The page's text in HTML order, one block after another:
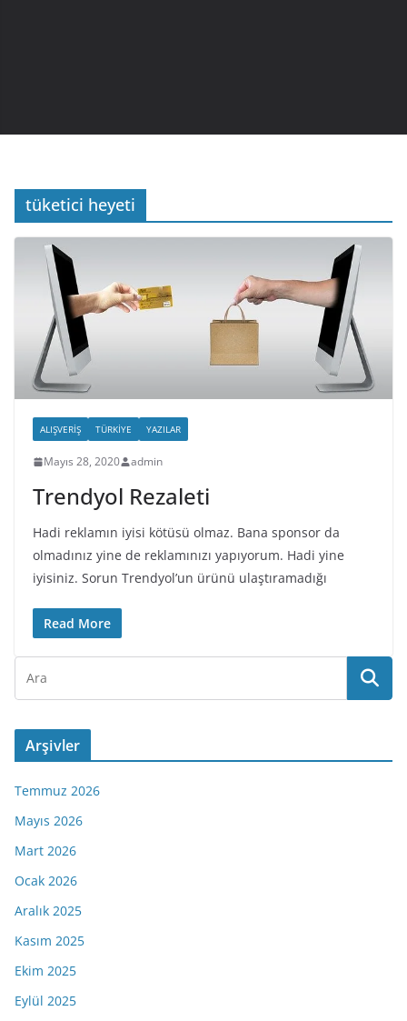
tüketici heyeti
ALIŞVERIŞ TÜRKIYE YAZILAR
Mayıs 28, 2020 admin
Trendyol Rezaleti
Hadi reklamın iyisi kötüsü olmaz. Bana sponsor da
olmadınız yine de reklamınızı yapıyorum. Hadi yine
iyisiniz. Sorun Trendyol’un ürünü ulaştıramadığı
Read More
Arşivler
Temmuz 2026
Mayıs 2026
Mart 2026
Ocak 2026
Aralık 2025
Kasım 2025
Ekim 2025
Eylül 2025